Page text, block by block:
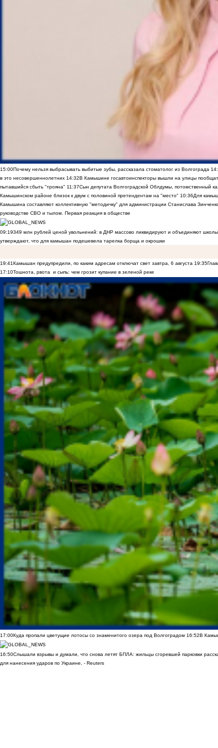
15:00Почему нельзя выбрасывать выбитые зубы, рассказала стоматолог из Волгограда
в это несовершеннолетних 14:32В Камышине госавтоинспекторы вышли на улицы
пытавшийся сбыть "трояна" 11:37Сын депутата Волгоградской Облдумы, потомственный
Камышинском районе близок к двум с половиной претендентам на "место" 10:36Для
Камышина составляют коллективную "методичку" для администрации Станислава
руководстве СВО и тылом. Первая реакция в обществе
09:19349 млн рублей ценой увольнений: в ДНР массово ликвидируют и объединяют
утверждают, что для камышан подешевела тарелка борща и окрошки
19:41Камышан предупредили, по каким адресам отключат свет завтра, 6 августа 19:35
17:10Тошнота, рвота и сыпь: чем грозит купание в зеленой реке
17:00Куда пропали цветущие лотосы со знаменитого озера под Волгоградом 16:52В
16:50Слышали взрывы и думали, что снова летят БПЛА: жильцы сгоревшей парковки
для нанесения ударов по Украине, - Reuters